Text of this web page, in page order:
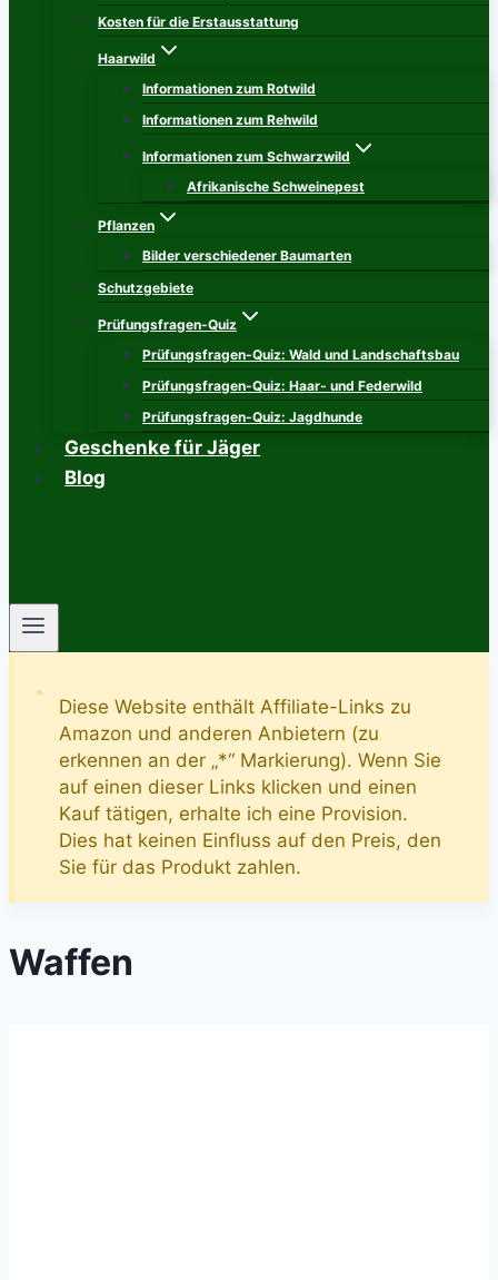
Kosten für die Erstausstattung
Haarwild
Informationen zum Rotwild
Informationen zum Rehwild
Informationen zum Schwarzwild
Afrikanische Schweinepest
Pflanzen
Bilder verschiedener Baumarten
Schutzgebiete
Prüfungsfragen-Quiz
Prüfungsfragen-Quiz: Wald und Landschaftsbau
Prüfungsfragen-Quiz: Haar- und Federwild
Prüfungsfragen-Quiz: Jagdhunde
Geschenke für Jäger
Blog
Diese Website enthält Affiliate-Links zu
Amazon und anderen Anbietern (zu
erkennen an der „*“ Markierung). Wenn Sie
auf einen dieser Links klicken und einen
Kauf tätigen, erhalte ich eine Provision.
Dies hat keinen Einfluss auf den Preis, den
Sie für das Produkt zahlen.
Waffen